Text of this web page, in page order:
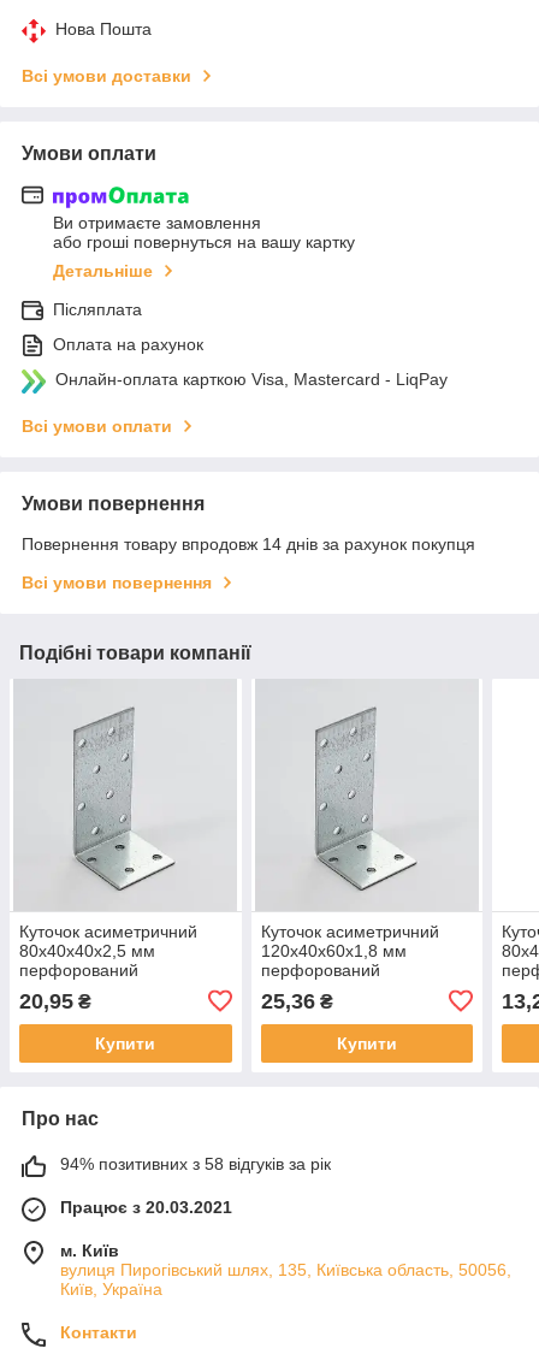
Нова Пошта
Всі умови доставки
Умови оплати
Ви отримаєте замовлення
або гроші повернуться на вашу картку
Детальніше
Післяплата
Оплата на рахунок
Онлайн-оплата карткою Visa, Mastercard - LiqPay
Всі умови оплати
Умови повернення
Повернення товару впродовж 14 днів за рахунок покупця
Всі умови повернення
Подібні товари компанії
Куточок асиметричний
80х40х40х2,5 мм
перфорований
20,95 ₴
Купити
Куточок асиметричний
120х40х60х1,8 мм
перфорований
25,36₴
Купити
Про нас
94% позитивних з 58 відгуків за рік
Працює з 20.03.2021
м. Київ
вулиця Пирогівський шлях, 135, Київська область, 50056,
Київ, Україна
Контакти